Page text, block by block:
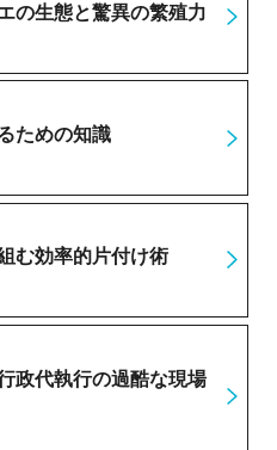
の生態と驚異の繁殖力
ための知識
む効率的片付け術
政代執行の過酷な現場